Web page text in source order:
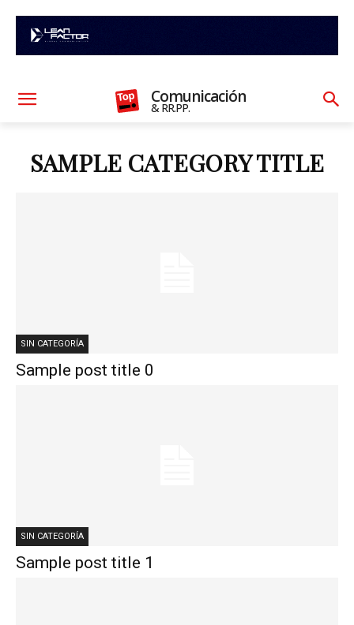
Comunicación
& RR.PP.
SAMPLE CATEGORY TITLE
SIN CATEGORÍA
Sample post title 0
SIN CATEGORÍA
Sample post title 1